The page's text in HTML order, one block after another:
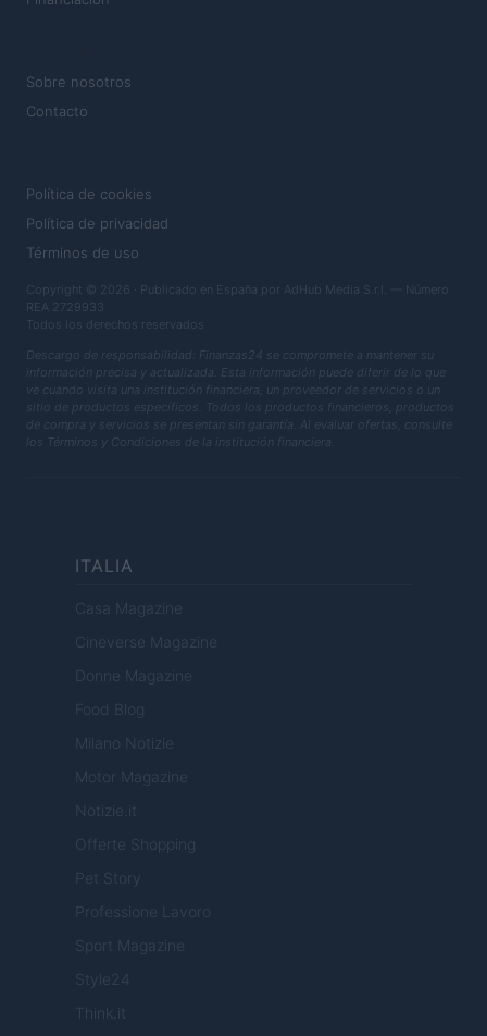
Sobre nosotros
Contacto
Política de cookies
Política de privacidad
Términos de uso
Copyright © 2026 · Publicado en España por AdHub Media S.r.l. — Número
REA 2729933
Todos los derechos reservados
Descargo de responsabilidad: Finanzas24 se compromete a mantener su
información precisa y actualizada. Esta información puede diferir de lo que
ve cuando visita una institución financiera, un proveedor de servicios o un
sitio de productos específicos. Todos los productos financieros, productos
de compra y servicios se presentan sin garantía. Al evaluar ofertas, consulte
los Términos y Condiciones de la institución financiera.
ITALIA
Casa Magazine
Cineverse Magazine
Donne Magazine
Food Blog
Milano Notizie
Motor Magazine
Notizie.it
Offerte Shopping
Pet Story
Professione Lavoro
Sport Magazine
Style24
Think.it